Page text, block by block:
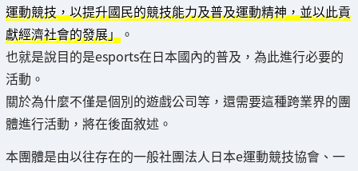
運動競技，以提升國民的競技能力及普及運動精神，並以此貢
獻經濟社會的發展」 。
也就是說目的是esports在日本國內的普及，為此進行必要的
活動。
關於為什麼不僅是個別的遊戲公司等，還需要這種跨業界的團
體進行活動，將在後面敘述。
本團體是由以往存在的一般社團法人日本e運動競技協會、一